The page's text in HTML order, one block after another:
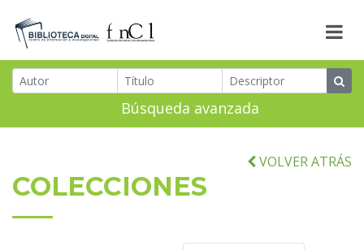
Búsqueda avanzada
VOLVER ATRÁS
COLECCIONES